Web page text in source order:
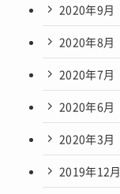
2020年9月
2020年8月
2020年7月
2020年6月
2020年3月
2019年12月